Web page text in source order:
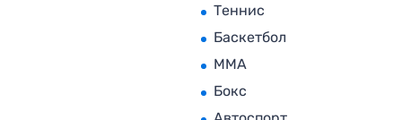
Теннис
Баскетбол
MMA
Бокс